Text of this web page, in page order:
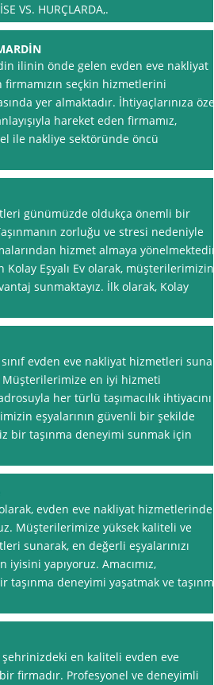
VS. HURÇLARDA,.
ilinin önde gelen evden eve nakliyat
firmamızın seçkin hizmetlerini
yer almaktadır. İhtiyaçlarınıza özel
hareket eden firmamız,
ile nakliye sektöründe öncü
günümüzde oldukça önemli bir
zorluğu ve stresi nedeniyle
hizmet almaya yönelmektedir.
Eşyalı Ev olarak, müşterilerimizin
sunmaktayız. İlk olarak, Kolay
evden eve nakliyat hizmetleri sunan
Müşterilerimize en iyi hizmeti
her türlü taşımacılık ihtiyacını
eşyalarının güvenli bir şekilde
bir taşınma deneyimi sunmak için
evden eve nakliyat hizmetlerinde
Müşterilerimize yüksek kaliteli ve
sunarak, en değerli eşyalarınızı
yapıyoruz. Amacımız,
deneyimi yaşatmak ve taşınma
şehrinizdeki en kaliteli evden eve
firmadır. Profesyonel ve deneyimli